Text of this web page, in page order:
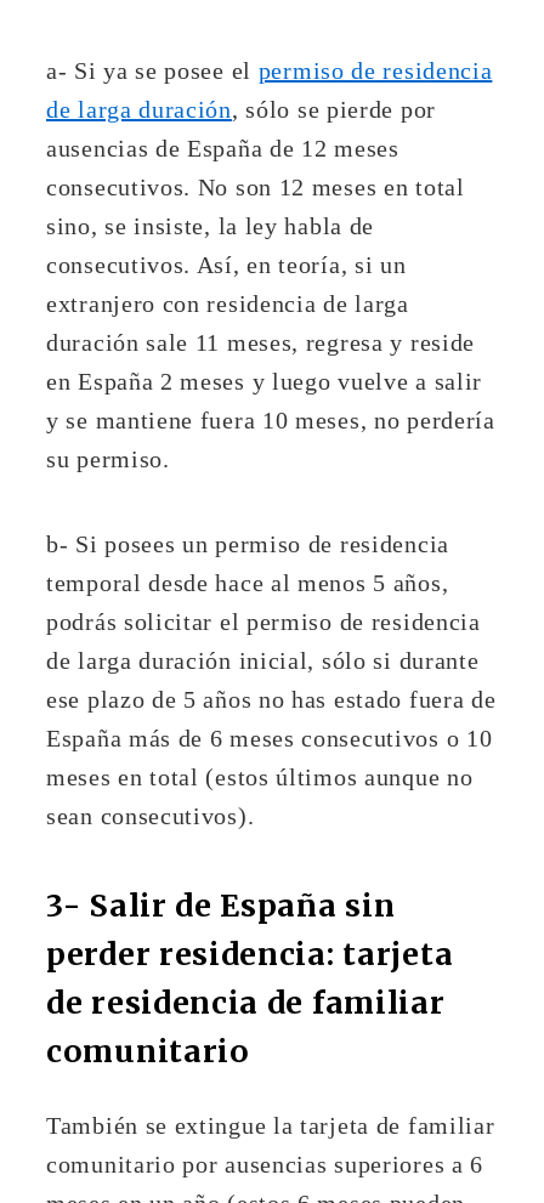
a- Si ya se posee el permiso de residencia
de larga duración, sólo se pierde por
ausencias de España de 12 meses
consecutivos. No son 12 meses en total
sino, se insiste, la ley habla de
consecutivos. Así, en teoría, si un
extranjero con residencia de larga
duración sale 11 meses, regresa y reside
en España 2 meses y luego vuelve a salir
y se mantiene fuera 10 meses, no perdería
su permiso.
b- Si posees un permiso de residencia
temporal desde hace al menos 5 años,
podrás solicitar el permiso de residencia
de larga duración inicial, sólo si durante
ese plazo de 5 años no has estado fuera de
España más de 6 meses consecutivos o 10
meses en total (estos últimos aunque no
sean consecutivos).
3- Salir de España sin
perder residencia: tarjeta
de residencia de familiar
comunitario
También se extingue la tarjeta de familiar
comunitario por ausencias superiores a 6